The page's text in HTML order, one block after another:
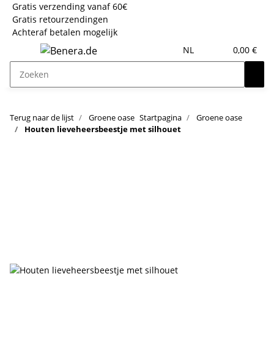
Gratis verzending vanaf 60€
Gratis retourzendingen
Achteraf betalen mogelijk
NL
0,00 €
Terug naar de lijst Groene oase Startpagina
Groene oase
Houten lieveheersbeestje met silhouet